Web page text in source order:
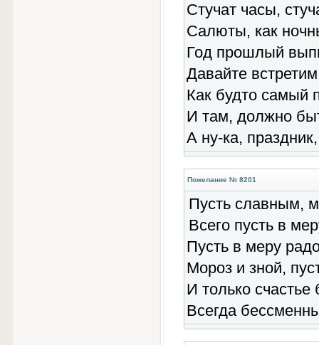
Стучат часы,
Салюты, как
Год прошлый
Давайте
Как будто самый
И там, должно
А ну-ка,
Пожелание № 8201
Пусть славным,
Всего пусть в
Пусть в меру
Мороз и зной,
И только счастье
Всегда